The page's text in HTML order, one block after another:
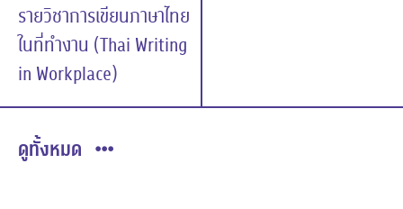
รายวิชาการเขียนภาษาไทย
ในที่ทำงาน (Thai Writing
in Workplace)
ดูทั้งหมด